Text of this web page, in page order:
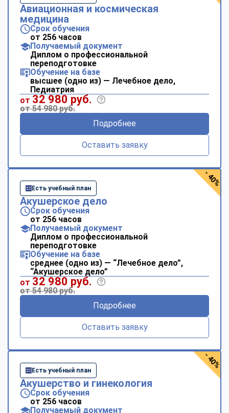
Авиационная и космическая
медицина
Срок обучения
от 256 часов
Получаемый документ
Диплом о профессиональной
переподготовке
Обучение на базе
высшее (одно из) — Лечебное дело,
Педиатрия
от 32 980 руб.
от 54 980 руб.
Подробнее
Оставить заявку
Есть учебный план
Акушерское дело
Срок обучения
от 256 часов
Получаемый документ
Диплом о профессиональной
переподготовке
Обучение на базе
среднее (одно из) — “Лечебное дело”,
“Акушерское дело”
от 32 980 руб.
от 54 980 руб.
Подробнее
Оставить заявку
- 40%
Есть учебный план
Акушерство и гинекология
Срок обучения
от 256 часов
Получаемый документ
- 40%